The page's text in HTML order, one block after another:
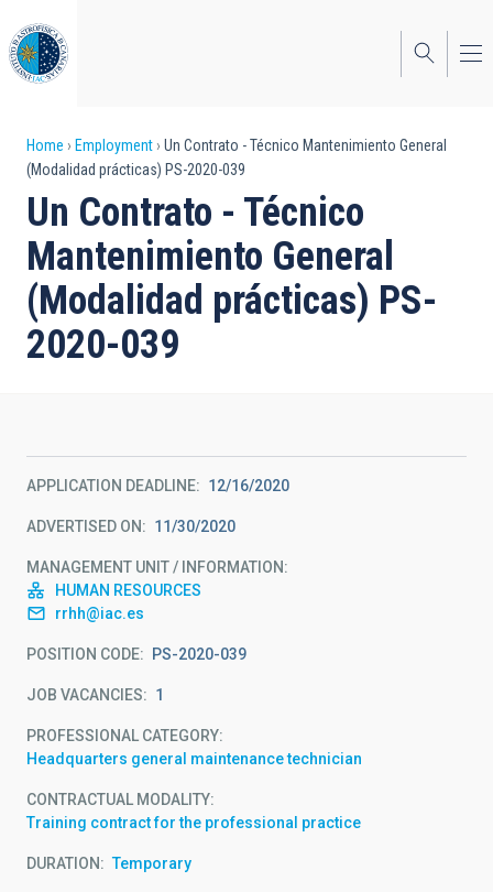
to
main
content
Breadcrumb
Home Employment
Un Contrato - Técnico Mantenimiento General
(Modalidad prácticas) PS-2020-039
Un Contrato - Técnico
Mantenimiento General
(Modalidad prácticas) PS-
2020-039
APPLICATION DEADLINE 12/16/2020
ADVERTISED ON 11/30/2020
MANAGEMENT UNIT / INFORMATION
HUMAN RESOURCES
rrhh@iac.es
POSITION CODE PS-2020-039
JOB VACANCIES 1
PROFESSIONAL CATEGORY
Headquarters general maintenance technician
CONTRACTUAL MODALITY
Training contract for the professional practice
DURATION Temporary